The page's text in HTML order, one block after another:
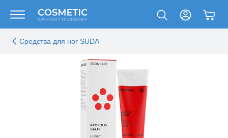
Средства для ног SUDA